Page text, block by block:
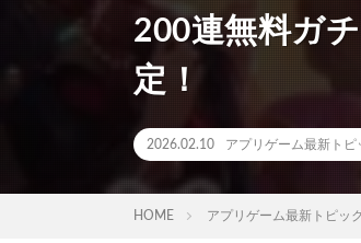
200連無料ガ
定！
2026.02.10 アプリゲーム最新トピ
HOME アプリゲーム最新トピッ